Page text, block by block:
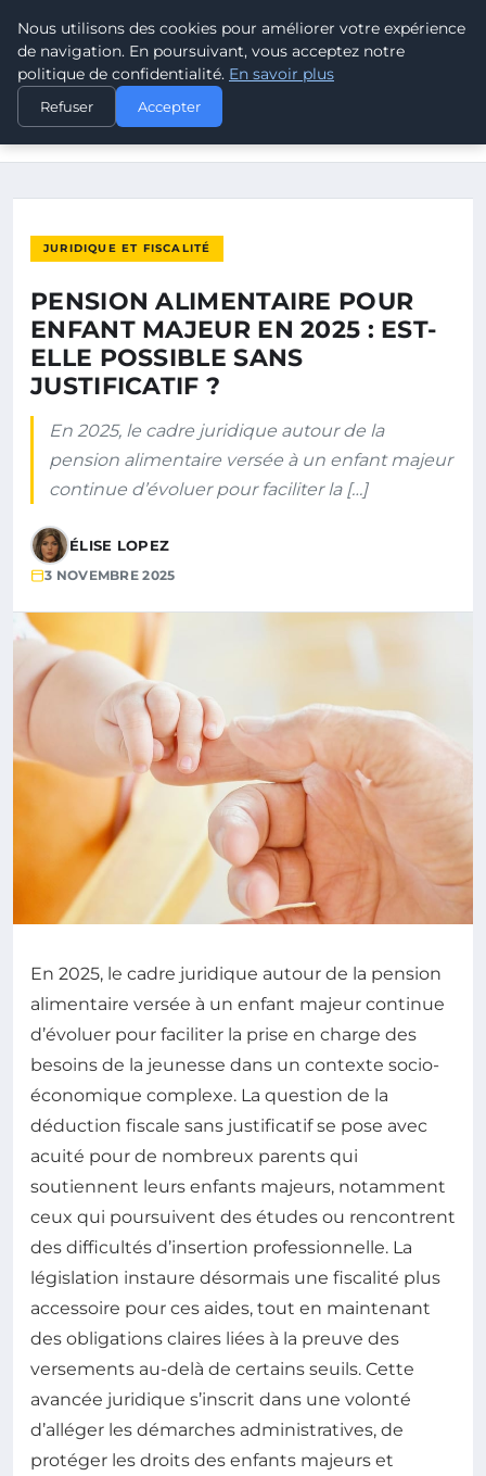
POUVOIR OUVRIER
ACCUEIL
PENSION ALIMENTAIRE POUR ENFANT MAJEUR EN 2025 : EST-
JURIDIQUE ET FISCALITÉ
PENSION ALIMENTAIRE POUR
ENFANT MAJEUR EN 2025 : EST-
ELLE POSSIBLE SANS
JUSTIFICATIF ?
En 2025, le cadre juridique autour de la
pension alimentaire versée à un enfant majeur
continue d’évoluer pour faciliter la […]
ÉLISE LOPEZ
3 NOVEMBRE 2025
En 2025, le cadre juridique autour de la pension
alimentaire versée à un enfant majeur continue
d’évoluer pour faciliter la prise en charge des
besoins de la jeunesse dans un contexte socio-
économique complexe. La question de la
déduction fiscale sans justificatif se pose avec
acuité pour de nombreux parents qui
soutiennent leurs enfants majeurs, notamment
ceux qui poursuivent des études ou rencontrent
des difficultés d’insertion professionnelle. La
législation instaure désormais une fiscalité plus
accessoire pour ces aides, tout en maintenant
des obligations claires liées à la preuve des
versements au-delà de certains seuils. Cette
avancée juridique s’inscrit dans une volonté
d’alléger les démarches administratives, de
protéger les droits des enfants majeurs et
Nous utilisons des cookies pour améliorer votre expérience
de navigation. En poursuivant, vous acceptez notre
politique de confidentialité. En savoir plus
Refuser Accepter